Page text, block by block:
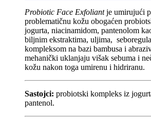
Probiotic Face Exfoliantje umirujući
problematičnu kožu obogaćen
jogurta, niacinamidom, pantenolom
biljnim ekstraktima, uljima,
kompleksom na bazi bambusa i
mehanički uklanjaju višak sebuma i
kožu nakon toga umirenu i hidriranu.
Sastojci: probiotski kompleks iz
pantenol.